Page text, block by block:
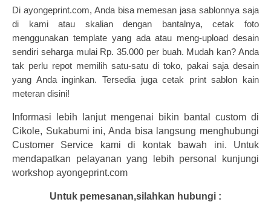
Di ayongeprint.com, Anda bisa memesan jasa sablonnya saja
di kami atau skalian dengan bantalnya, cetak foto
menggunakan template yang ada atau meng-upload desain
sendiri seharga mulai Rp. 35.000 per buah. Mudah kan? Anda
tak perlu repot memilih satu-satu di toko, pakai saja desain
yang Anda inginkan. Tersedia juga cetak print sablon kain
meteran disini!
Informasi lebih lanjut mengenai bikin bantal custom di
Cikole, Sukabumi ini, Anda bisa langsung menghubungi
Customer Service kami di kontak bawah ini. Untuk
mendapatkan pelayanan yang lebih personal kunjungi
workshop ayongeprint.com
Untuk pemesanan,silahkan hubungi :